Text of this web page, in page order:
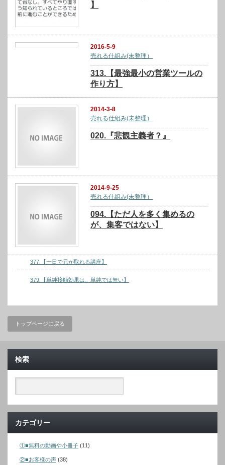
】
2016-5-9
売れる仕組み(未整理）
313.【最強最小の営業ツールの
作り方】
2014-3-8
売れる仕組み(未整理）
020.『悲観主義者？』
2014-9-25
売れる仕組み(未整理）
094.【ただ人を多く集めるの
が、集客ではない】
377.【一日で元が取れる講座】
379.【単純接触効果は、単純では無い】
トップページに戻る
検索
カテゴリー
①■無料の動画や小冊子 (11)
②■お客様の声 (38)